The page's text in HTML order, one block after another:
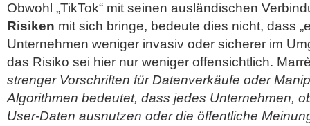
Obwohl „TikTok“ mit seinen ausländischen
Risiken mit sich bringe, bedeute dies nicht, dass
Unternehmen weniger invasiv oder sicherer im
das Risiko sei hier nur weniger offensichtlich.
strenger Vorschriften für Datenverkäufe oder
Algorithmen bedeutet, dass jedes Unternehmen,
User-Daten ausnutzen oder die öffentliche